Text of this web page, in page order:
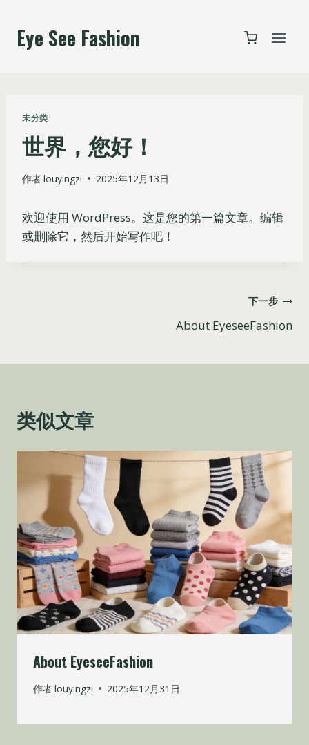
Eye See Fashion
未分类
世界，您好！
作者louyingzi 2025年12月13日
欢迎使用 WordPress。这是您的第一篇文章。编辑
或删除它，然后开始写作吧！
导
下一步
About EyeseeFashion
类似文章
About EyeseeFashion
作者louyingzi 2025年12月31日